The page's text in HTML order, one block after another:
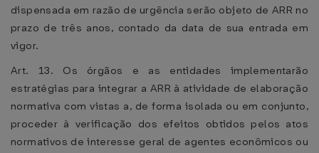
dispensada em razão de urgência serão objeto de ARR no
prazo de três anos, contado da data de sua entrada em
vigor.
Art. 13. Os órgãos e as entidades implementarão
estratégias para integrar a ARR à atividade de elaboração
normativa com vistas a, de forma isolada ou em conjunto,
proceder à verificação dos efeitos obtidos pelos atos
normativos de interesse geral de agentes econômicos ou